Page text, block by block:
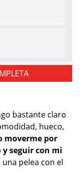
bastante claro
hueco,
moverme por
seguir con mi
pelea con el